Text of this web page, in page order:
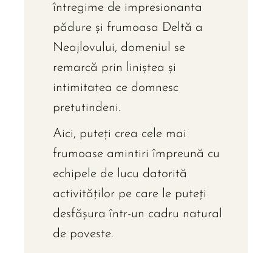
întregime de impresionanta
pădure şi frumoasa Deltă a
Neajlovului, domeniul se
remarcă prin liniştea şi
intimitatea ce domnesc
pretutindeni.
Aici, puteţi crea cele mai
frumoase amintiri împreună cu
echipele de lucu datorită
activităţilor pe care le puteţi
desfăşura într-un cadru natural
de poveste.